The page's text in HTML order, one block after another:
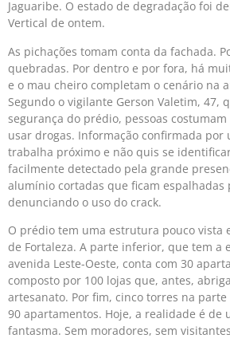
Jaguaribe. O estado de degradação foi
Vertical de ontem.
As pichações tomam conta da fachada.
quebradas. Por dentro e por fora, há
e o mau cheiro completam o cenário na
Segundo o vigilante Gerson Valetim, 47,
segurança do prédio, pessoas
usar drogas. Informação confirmada por
trabalha próximo e não quis se
facilmente detectado pela grande
alumínio cortadas que ficam espalhadas
denunciando o uso do crack.
O prédio tem uma estrutura pouco vista
de Fortaleza. A parte inferior, que tem a
avenida Leste-Oeste, conta com 30
composto por 100 lojas que, antes,
artesanato. Por fim, cinco torres na
90 apartamentos. Hoje, a realidade é de
fantasma. Sem moradores, sem